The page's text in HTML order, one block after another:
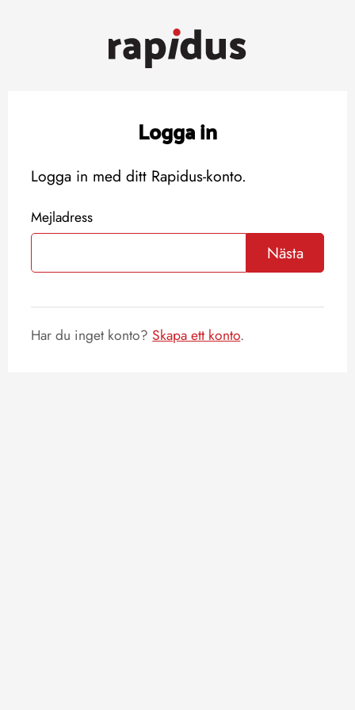
Logga in
Logga in med ditt Rapidus-konto.
Mejladress
Nästa
Har du inget konto?Skapa ett konto.